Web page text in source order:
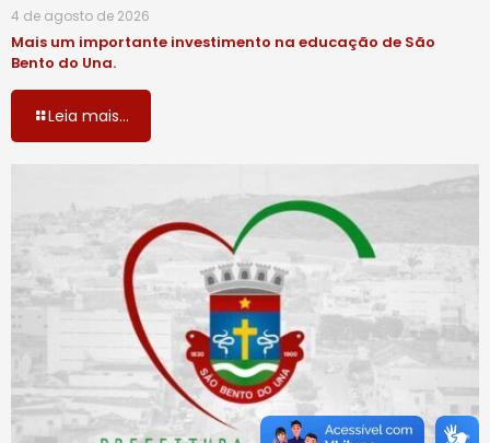
4 de agosto de 2026
Mais um importante investimento na educação de São
Bento do Una.
Leia mais...